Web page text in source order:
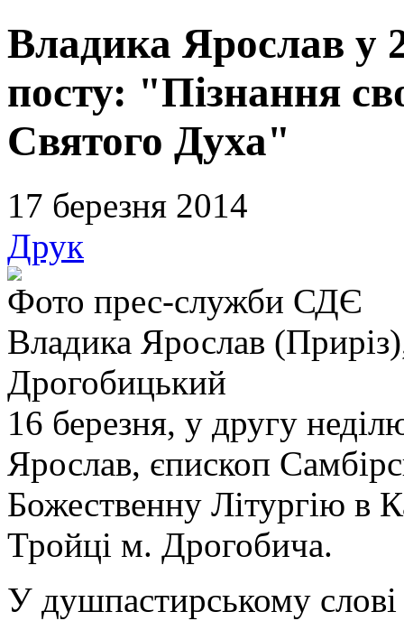
Владика Ярослав у
посту: "Пізнання
Святого Духа"
17 березня 2014
Друк
Фото прес-служби СДЄ
Владика Ярослав
Дрогобицький
16 березня, у другу
Ярослав, єпископ
Божественну Літургію в
Тройці м. Дрогобича.
У душпастирському